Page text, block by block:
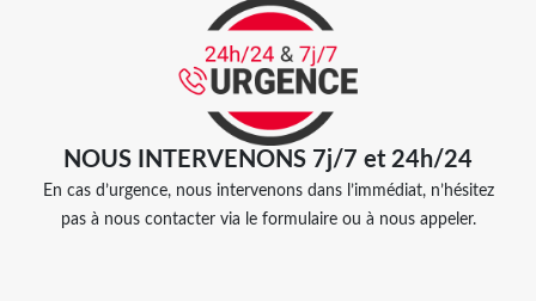
NOUS INTERVENONS 7j/7 et 24h/24
En cas d’urgence, nous intervenons dans l’immédiat, n’hésitez
pas à nous contacter via le formulaire ou à nous appeler.